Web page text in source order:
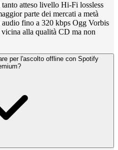
atteso livello Hi-Fi lossless
parte dei mercati a metà
fino a 320 kbps Ogg Vorbis
alla qualità CD ma non
per l'ascolto offline con Spotify